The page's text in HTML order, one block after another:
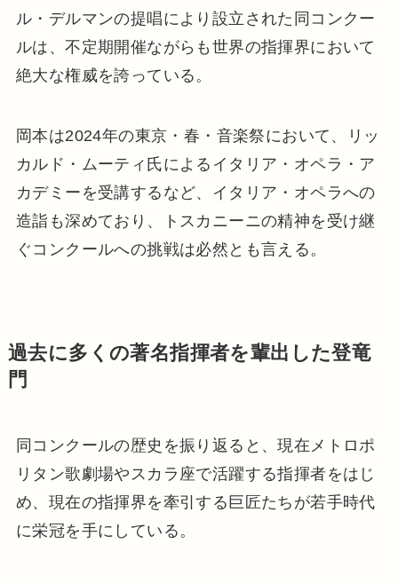
ル・デルマンの提唱により設立された同コンクー
ルは、不定期開催ながらも世界の指揮界において
絶大な権威を誇っている。
岡本は2024年の東京・春・音楽祭において、リッ
カルド・ムーティ氏によるイタリア・オペラ・ア
カデミーを受講するなど、イタリア・オペラへの
造詣も深めており、トスカニーニの精神を受け継
ぐコンクールへの挑戦は必然とも言える。
過去に多くの著名指揮者を輩出した登竜
門
同コンクールの歴史を振り返ると、現在メトロポ
リタン歌劇場やスカラ座で活躍する指揮者をはじ
め、現在の指揮界を牽引する巨匠たちが若手時代
に栄冠を手にしている。